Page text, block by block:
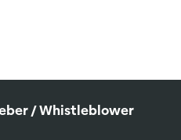
/ Whistleblower